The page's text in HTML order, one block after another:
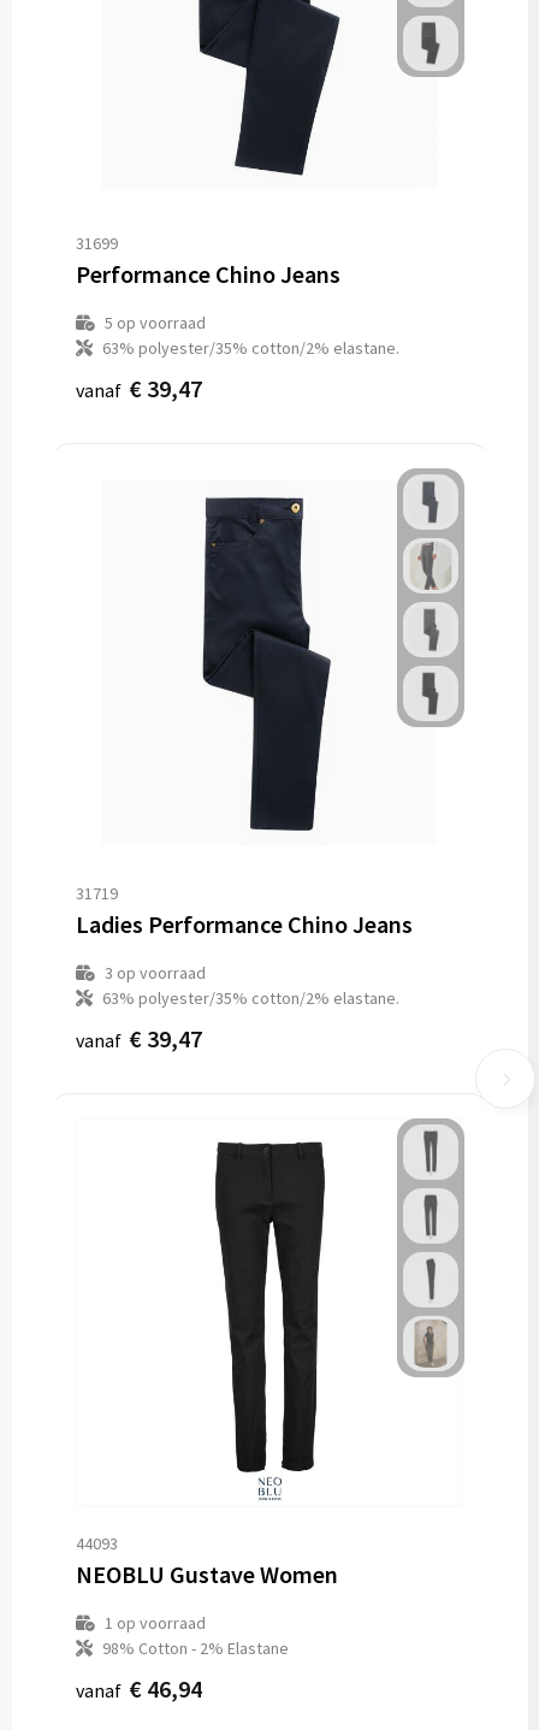
31699
Performance Chino Jeans
5 op voorraad
63% polyester/35% cotton/2% elastane.
vanaf € 39,47
31719
Ladies Performance Chino Jeans
3 op voorraad
63% polyester/35% cotton/2% elastane.
vanaf € 39,47
44093
NEOBLU Gustave Women
1 op voorraad
98% Cotton - 2% Elastane
vanaf € 46,94